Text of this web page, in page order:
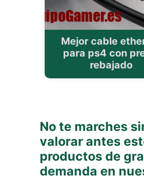
Mejor cable
para ps4 con
rebajado
No te marches
valorar antes
productos de
demanda en